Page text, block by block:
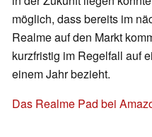
möglich, dass bereits im
Realme auf den Markt
kurzfristig im Regelfall auf
einem Jahr bezieht.
Das Realme Pad bei